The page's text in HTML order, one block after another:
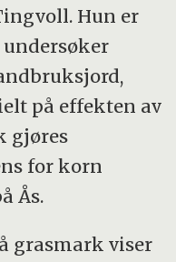
Hun er
på effekten av
gjøres
for korn
Ås.
grasmark viser